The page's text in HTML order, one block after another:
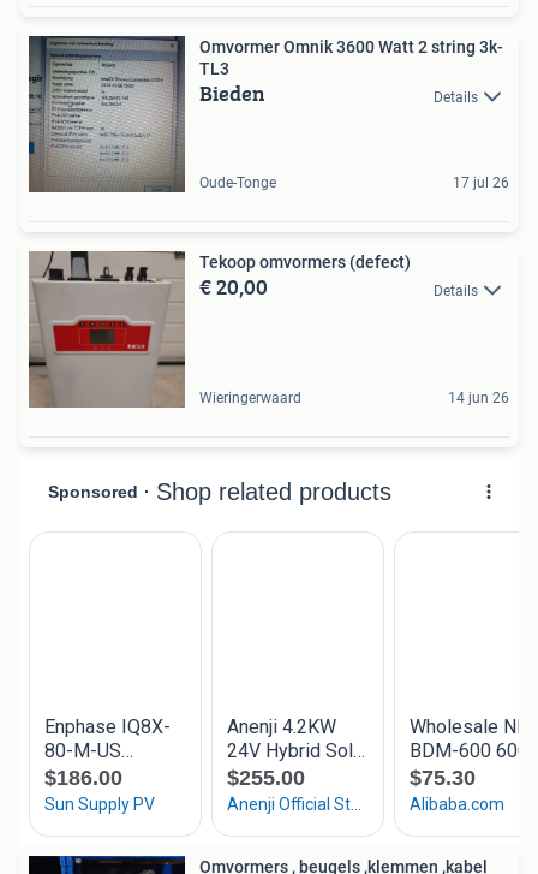
Omvormer Omnik 3600 Watt 2 string 3k-
TL3
Bieden Details
Oude-Tonge 17 jul 26
Tekoop omvormers (defect)
€ 20,00 Details
Wieringerwaard 14 jun 26
Omvormers , beugels ,klemmen ,kabel